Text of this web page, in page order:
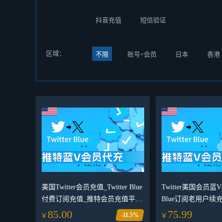
抖音充值 短信验证
区域： 不限 账号+会员 日本 香港
美国Twitter会员充值_Twitter Blue
付费订阅充值_推特会员充值平台
（美国）
￥ 85.00 -11.5%
Twitter美国会员蓝
Blue订阅老用户续
值平台（美国）
￥ 75.99